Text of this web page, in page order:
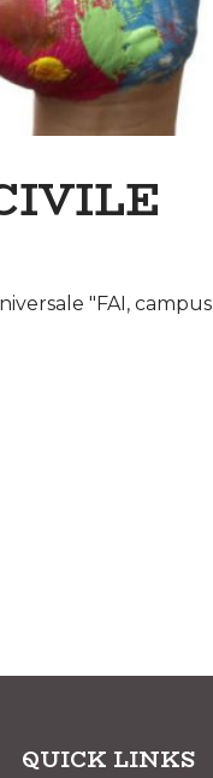
"FAI, campus
QUICK LINKS